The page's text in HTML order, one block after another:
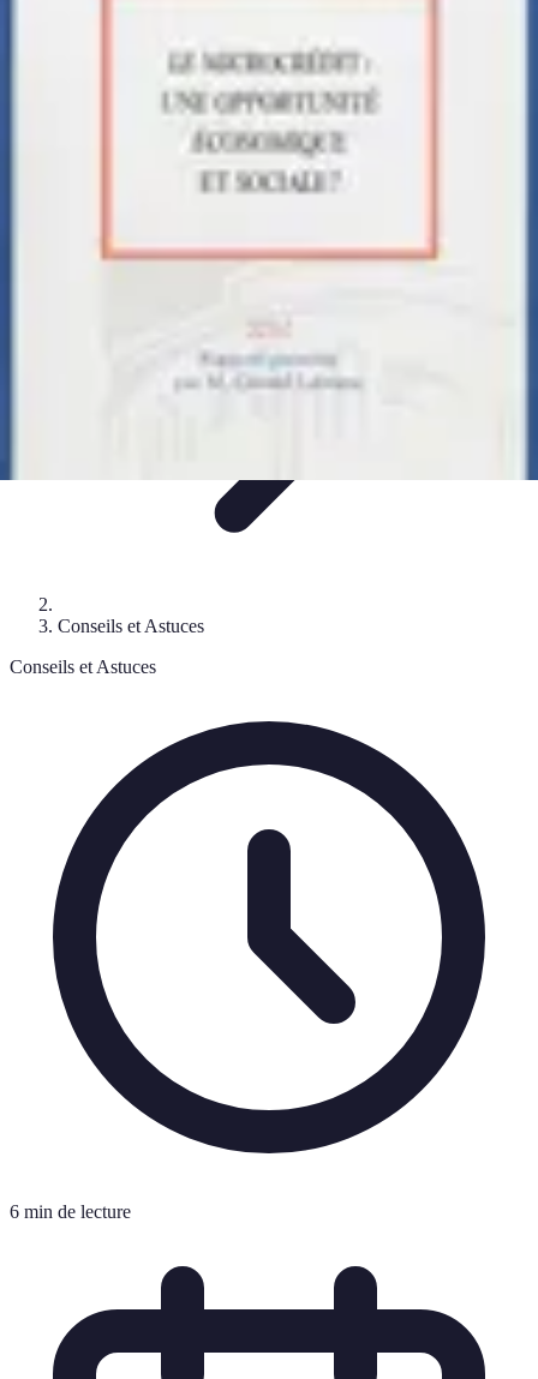
Guide et conseils
Solutions Microcrédit
Conseils et Astuces
Conseils et Astuces
6 min de lecture